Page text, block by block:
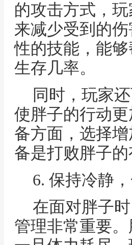
的攻击方式，
来减少受到的
性的技能，能
生存几率。
同时，玩家
使胖子的行动
备方面，选择
备是打败胖子的
6. 保持冷静
在面对胖子
管理非常重要